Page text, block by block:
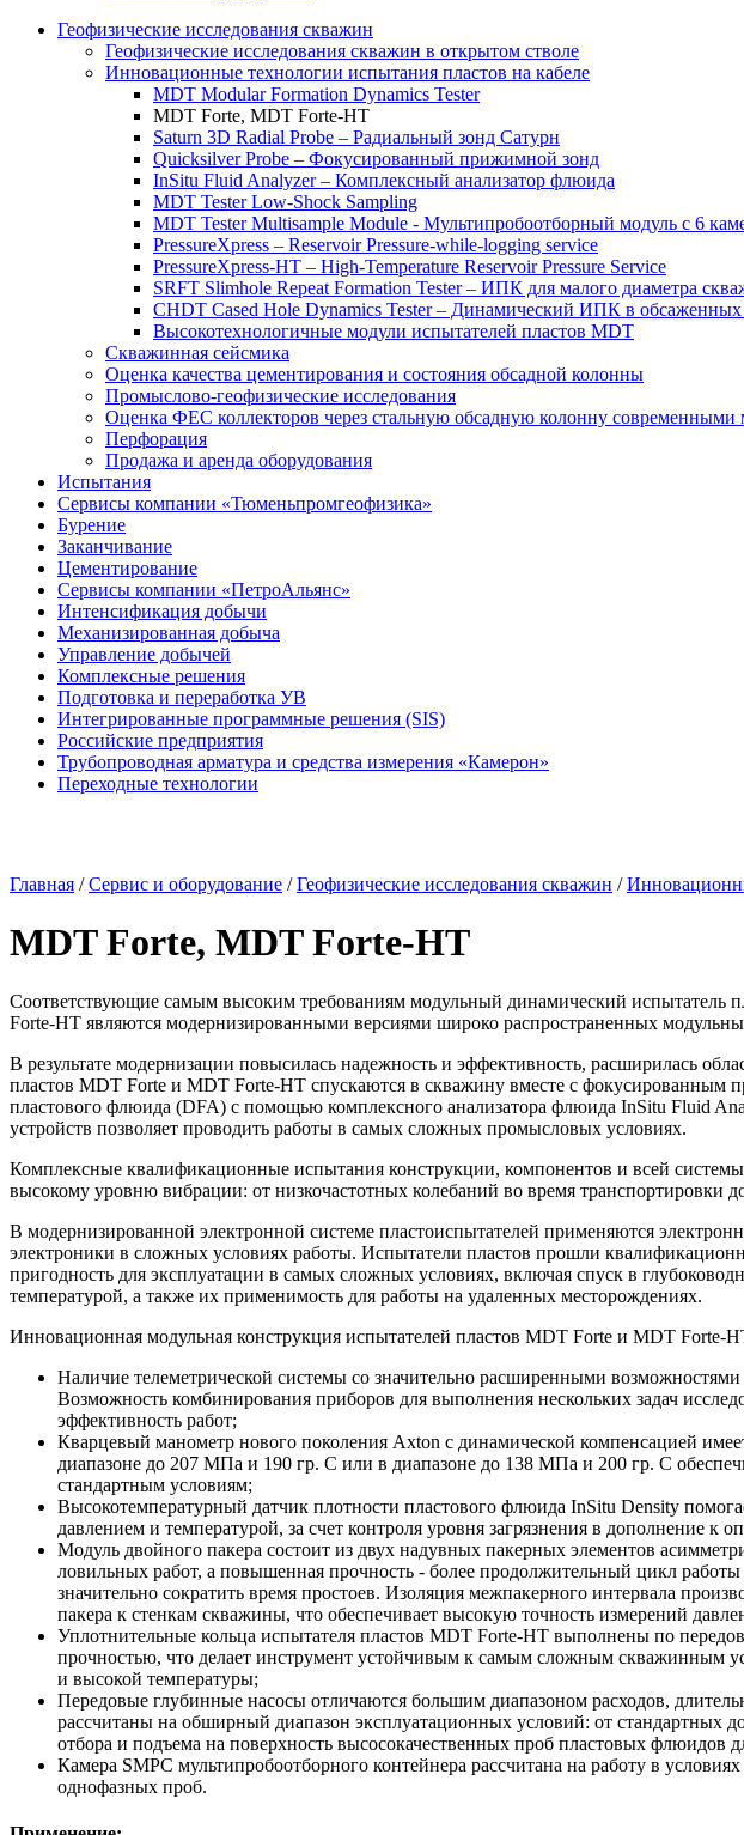
Геофизические исследования скважин
Геофизические исследования скважин в открытом стволе
Инновационные технологии испытания пластов на кабеле
MDT Modular Formation Dynamics Tester
MDT Forte, MDT Forte-HT
Saturn 3D Radial Probe – Радиальный зонд Сатурн
Quicksilver Probe – Фокусированный прижимной зонд
InSitu Fluid Analyzer – Комплексный анализатор флюида
MDT Tester Low-Shock Sampling
MDT Tester Multisample Module - Мультипробоотборный модуль с 6
PressureXpress – Reservoir Pressure-while-logging service
PressureXpress-HT – High-Temperature Reservoir Pressure Service
SRFT Slimhole Repeat Formation Tester – ИПК для малого диаметра
CHDT Cased Hole Dynamics Tester – Динамический ИПК в
Высокотехнологичные модули испытателей пластов MDT
Скважинная сейсмика
Оценка качества цементирования и состояния обсадной колонны
Промыслово-геофизические исследования
Оценка ФЕС коллекторов через стальную обсадную колонну
Перфорация
Продажа и аренда оборудования
Испытания
Сервисы компании «Тюменьпромгеофизика»
Бурение
Заканчивание
Цементирование
Сервисы компании «ПетроАльянс»
Интенсификация добычи
Механизированная добыча
Управление добычей
Комплексные решения
Подготовка и переработка УВ
Интегрированные программные решения (SIS)
Российские предприятия
Трубопроводная арматура и средства измерения «Камерон»
Переходные технологии
Главная /Сервис и оборудование /Геофизические исследования скважин /
MDT Forte, MDT Forte-HT
Соответствующие самым высоким требованиям модульный динамический испытатель
Forte-HT являются модернизированными версиями широко распространенных
В результате модернизации повысилась надежность и эффективность, расширилась
пластов MDT Forte и MDT Forte-HT спускаются в скважину вместе с фокусированным
пластового флюида (DFA) с помощью комплексного анализатора флюида InSitu Fluid
устройств позволяет проводить работы в самых сложных промысловых условиях.
Комплексные квалификационные испытания конструкции, компонентов и всей
высокому уровню вибрации: от низкочастотных колебаний во время
В модернизированной электронной системе пластоиспытателей применяются
электроники в сложных условиях работы. Испытатели пластов прошли
пригодность для эксплуатации в самых сложных условиях, включая спуск в
температурой, а также их применимость для работы на удаленных месторождениях.
Инновационная модульная конструкция испытателей пластов MDT Forte и MDT Forte-
Наличие телеметрической системы со значительно расширенными
Возможность комбинирования приборов для выполнения нескольких задач
эффективность работ;
Кварцевый манометр нового поколения Axton с динамической компенсацией
диапазоне до 207 МПа и 190 гр. C или в диапазоне до 138 МПа и 200 гр. C
стандартным условиям;
Высокотемпературный датчик плотности пластового флюида InSitu Density
давлением и температурой, за счет контроля уровня загрязнения в дополнение
Модуль двойного пакера состоит из двух надувных пакерных элементов
ловильных работ, а повышенная прочность - более продолжительный цикл
значительно сократить время простоев. Изоляция межпакерного интервала
пакера к стенкам скважины, что обеспечивает высокую точность измерений
Уплотнительные кольца испытателя пластов MDT Forte-HT выполнены по
прочностью, что делает инструмент устойчивым к самым сложным скважинным
и высокой температуры;
Передовые глубинные насосы отличаются большим диапазоном расходов,
рассчитаны на обширный диапазон эксплуатационных условий: от стандартных
отбора и подъема на поверхность высосокачественных проб пластовых флюидов
Камера SMPC мультипробоотборного контейнера рассчитана на работу в
однофазных проб.